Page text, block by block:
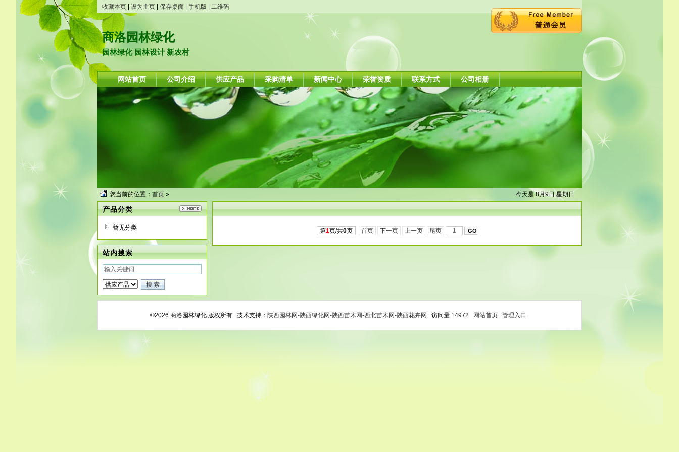
收藏本页 设为主页 保存桌面 手机版 二维码
商洛园林绿化
园林绿化 园林设计 新农村
网站首页 公司介绍 供应产品 采购清单 新闻中心 荣誉资质 联系方式 公司相册
今天是 8月9日 星期日
您当前的位置： 首页 »
产品分类
暂无分类
站内搜索
第1页/共0页 首页 下一页 上一页 尾页
©2026 商洛园林绿化 版权所有 技术支持： 陕西园林网-陕西绿化网-陕西苗木网-西北苗木网-陕西花卉网 访问量:14972 网站首页 管理入口